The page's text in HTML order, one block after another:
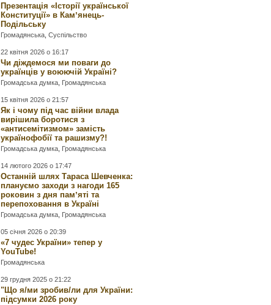
Презентація «Історії української
Конституції» в Камʼянець-
Подільську
Громадянська ,Суспільство
22 квітня 2026 о 16:17
Чи діждемося ми поваги до
українців у воюючій Україні?
Громадська думка Громадянська
15 квітня 2026 о 21:57
Як і чому під час війни влада
вирішила боротися з
«антисемітизмом» замість
українофобії та рашизму?!
Громадська думка Громадянська
14 лютого 2026 о 17:47
Останній шлях Тараса Шевченка:
плануємо заходи з нагоди 165
роковин з дня памʼяті та
перепоховання в Україні
Громадська думка Громадянська
05 січня 2026 о 20:39
«7 чудес України» тепер у
YouTube!
Громадянська
29 грудня 2025 о 21:22
"Що я/ми зробив/ли для України:
підсумки 2026 року